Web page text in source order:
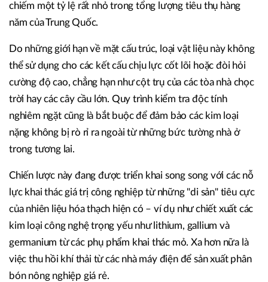
chiếm một tỷ lệ rất nhỏ trong tổng lượng tiêu thụ hàng
năm của Trung Quốc.
Do những giới hạn về mặt cấu trúc, loại vật liệu này không
thể sử dụng cho các kết cấu chịu lực cốt lõi hoặc đòi hỏi
cường độ cao, chẳng hạn như cột trụ của các tòa nhà chọc
trời hay các cây cầu lớn. Quy trình kiểm tra độc tính
nghiêm ngặt cũng là bắt buộc để đảm bảo các kim loại
nặng không bị rò rỉ ra ngoài từ những bức tường nhà ở
trong tương lai.
Chiến lược này đang được triển khai song song với các nỗ
lực khai thác giá trị công nghiệp từ những "di sản" tiêu cực
của nhiên liệu hóa thạch hiện có – ví dụ như chiết xuất các
kim loại công nghệ trọng yếu như lithium, gallium và
germanium từ các phụ phẩm khai thác mỏ. Xa hơn nữa là
việc thu hồi khí thải từ các nhà máy điện để sản xuất phân
bón nông nghiệp giá rẻ.